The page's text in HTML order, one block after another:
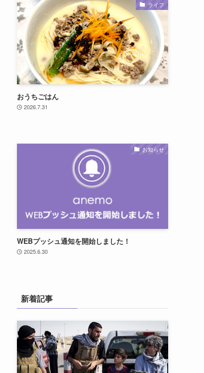
ライフ
おうちごはん
2026.7.31
お知らせ
WEBプッシュ通知を開始しました！
2025.6.30
新着記事